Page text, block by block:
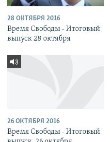
28 ОКТЯБРЯ 2016
Время Свободы - Итоговый
выпуск 28 октября
26 ОКТЯБРЯ 2016
Время Свободы - Итоговый